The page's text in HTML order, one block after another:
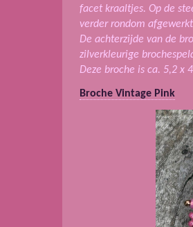
facet kraaltjes. Op de
verder rondom
De achterzijde van de
zilverkleurige
Deze broche is ca. 5,2 x
Broche Vintage Pink